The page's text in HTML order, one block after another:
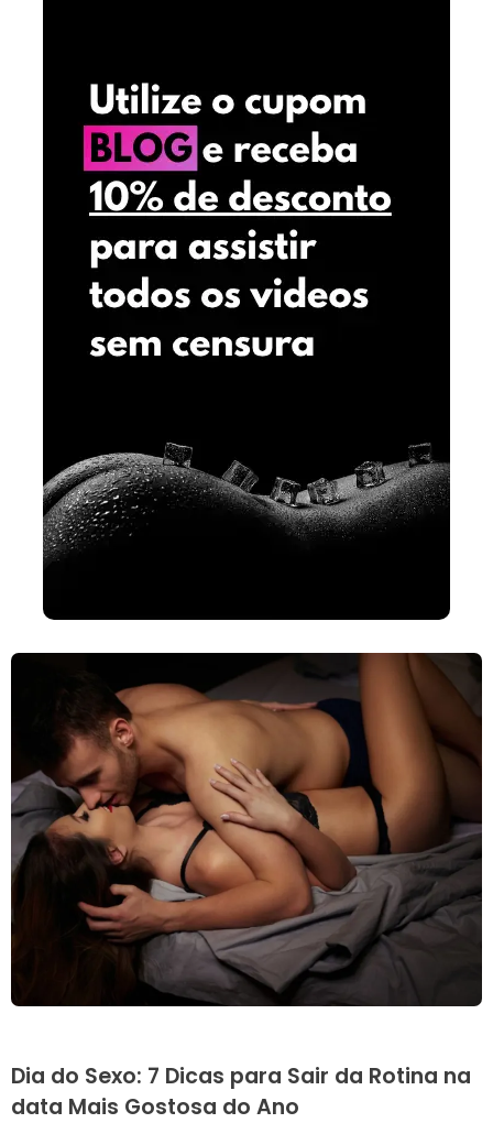
Dia do Sexo: 7 Dicas para Sair da Rotina na
data Mais Gostosa do Ano